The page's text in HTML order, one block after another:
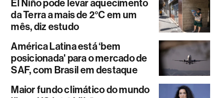
El Niño pode levar aquecimento
da Terra a mais de 2°C em um
mês, diz estudo
América Latina está ‘bem
posicionada' para o mercado de
SAF, com Brasil em destaque
Maior fundo climático do mundo